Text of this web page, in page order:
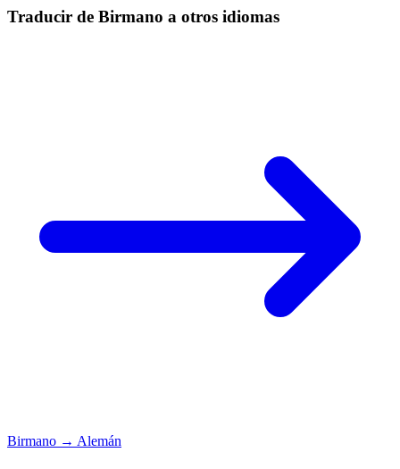
Traducir de Birmano a otros idiomas
Birmano → Alemán